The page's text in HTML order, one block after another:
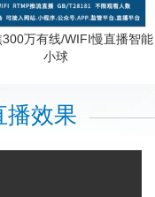
万有线/WIFI慢直播智能
小球
播效果